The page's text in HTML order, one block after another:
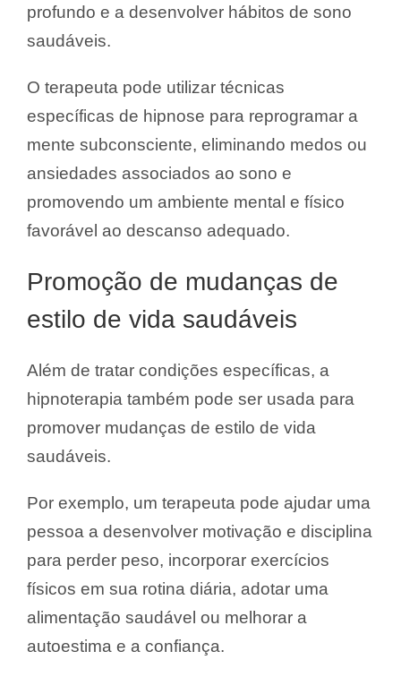
profundo e a desenvolver hábitos de sono
saudáveis.
O terapeuta pode utilizar técnicas
específicas de hipnose para reprogramar a
mente subconsciente, eliminando medos ou
ansiedades associados ao sono e
promovendo um ambiente mental e físico
favorável ao descanso adequado.
Promoção de mudanças de
estilo de vida saudáveis
Além de tratar condições específicas, a
hipnoterapia também pode ser usada para
promover mudanças de estilo de vida
saudáveis.
Por exemplo, um terapeuta pode ajudar uma
pessoa a desenvolver motivação e disciplina
para perder peso, incorporar exercícios
físicos em sua rotina diária, adotar uma
alimentação saudável ou melhorar a
autoestima e a confiança.